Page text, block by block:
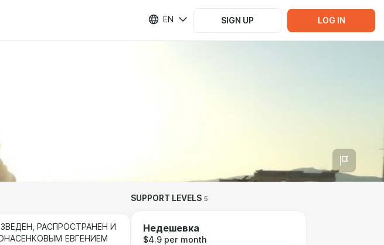
EN SIGN UP LOG IN
РАСПРОСТРАНЕН И
ЕВГЕНИЕМ
SUPPORT LEVELS 5
Недешевка
$4.9 per month